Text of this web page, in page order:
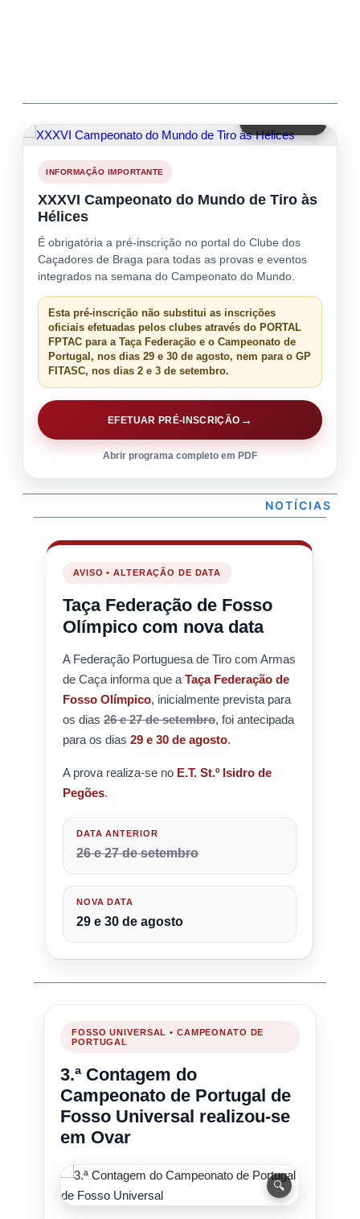
INFORMAÇÃO IMPORTANTE
XXXVI Campeonato do Mundo de Tiro às
Hélices
É obrigatória a pré-inscrição no portal do Clube dos
Caçadores de Braga para todas as provas e eventos
integrados na semana do Campeonato do Mundo.
Esta pré-inscrição não substitui as inscrições
oficiais efetuadas pelos clubes através do PORTAL
FPTAC para a Taça Federação e o Campeonato de
Portugal, nos dias 29 e 30 de agosto, nem para o GP
FITASC, nos dias 2 e 3 de setembro.
EFETUAR PRÉ-INSCRIÇÃO
Abrir programa completo em PDF
NOTÍCIAS
AVISO • ALTERAÇÃO DE DATA
Taça Federação de Fosso
Olímpico com nova data
A Federação Portuguesa de Tiro com Armas
de Caça informa que aTaça Federação de
Fosso Olímpico, inicialmente prevista para
os dias26 e 27 de setembro, foi antecipada
para os dias29 e 30 de agosto.
A prova realiza-se no E.T. St.º Isidro de
Pegões.
DATA ANTERIOR
26 e 27 de setembro
NOVA DATA
29 e 30 de agosto
FOSSO UNIVERSAL • CAMPEONATO DE
PORTUGAL
3.ª Contagem do
Campeonato de Portugal de
Fosso Universal realizou-se
em Ovar
🔍